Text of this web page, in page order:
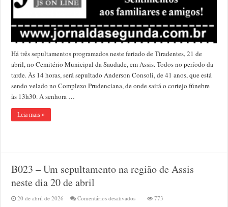
abril
Há três sepultamentos programados neste feriado de Tiradentes, 21 de
abril, no Cemitério Municipal da Saudade, em Assis. Todos no período da
tarde. Às 14 horas, será sepultado Anderson Consoli, de 41 anos, que está
sendo velado no Complexo Prudenciana, de onde sairá o cortejo fúnebre
às 13h30. A senhora …
Leia mais »
B023 – Um sepultamento na região de Assis
neste dia 20 de abril
20 de abril de 2026 Comentários desativadosem
773